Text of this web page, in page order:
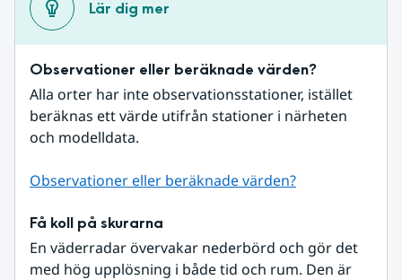
Lär dig mer
Observationer eller beräknade värden?
Alla orter har inte observationsstationer, istället
beräknas ett värde utifrån stationer i närheten
och modelldata.
Observationer eller beräknade värden?
Få koll på skurarna
En väderradar övervakar nederbörd och gör det
med hög upplösning i både tid och rum. Den är